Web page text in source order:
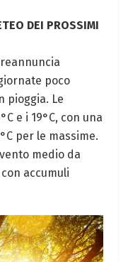
DEI PROSSIMI
poco
pioggia. Le
e i 19°C, con una
per le massime.
medio da
accumuli